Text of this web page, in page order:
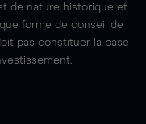
de nature historique et
forme de conseil de
pas constituer la base